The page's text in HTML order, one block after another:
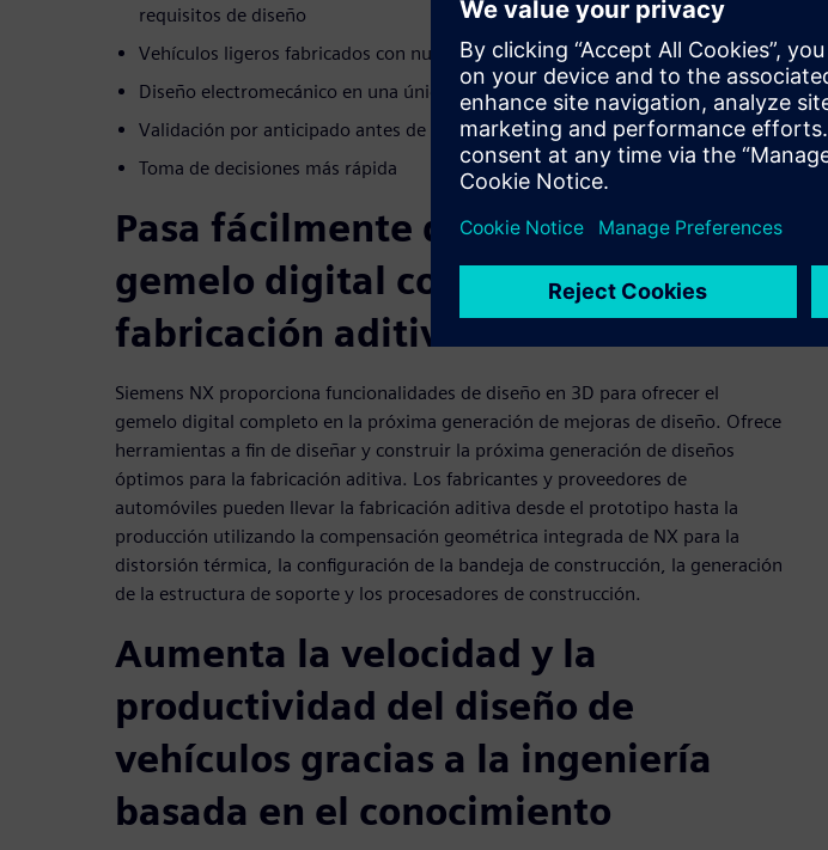
requisitos de diseño
Vehículos ligeros fabricados con nuevos materiales
Diseño electromecánico en una única plataforma
Validación por anticipado antes de pasar a producción
Toma de decisiones más rápida
Pasa fácilmente del modelo físico al
gemelo digital con NX para la
fabricación aditiva
Siemens NX proporciona funcionalidades de diseño en 3D para ofrecer el
gemelo digital completo en la próxima generación de mejoras de diseño. Ofrece
herramientas a fin de diseñar y construir la próxima generación de diseños
óptimos para la fabricación aditiva. Los fabricantes y proveedores de
automóviles pueden llevar la fabricación aditiva desde el prototipo hasta la
producción utilizando la compensación geométrica integrada de NX para la
distorsión térmica, la configuración de la bandeja de construcción, la generación
de la estructura de soporte y los procesadores de construcción.
Aumenta la velocidad y la
productividad del diseño de
vehículos gracias a la ingeniería
basada en el conocimiento